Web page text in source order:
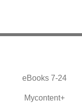
eBooks 7-24
Mycontent+